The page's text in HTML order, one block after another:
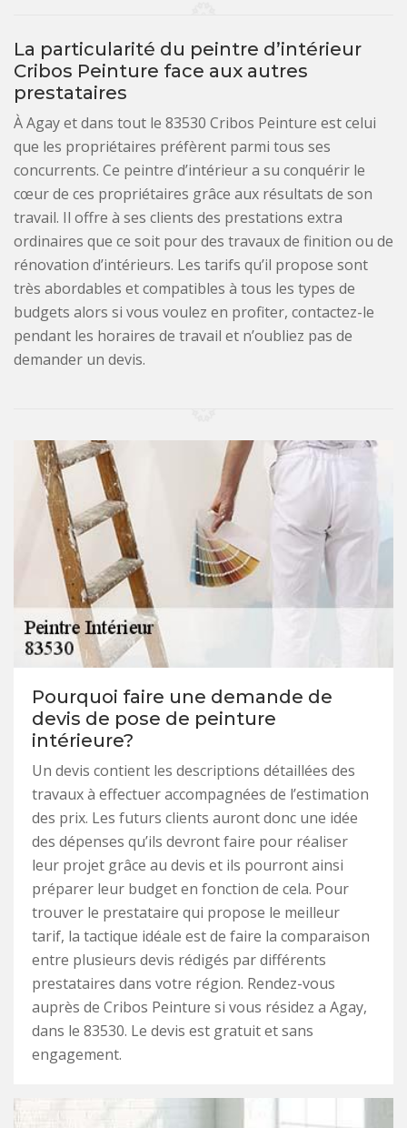
La particularité du peintre d’intérieur
Cribos Peinture face aux autres
prestataires
À Agay et dans tout le 83530 Cribos Peinture est celui
que les propriétaires préfèrent parmi tous ses
concurrents. Ce peintre d’intérieur a su conquérir le
cœur de ces propriétaires grâce aux résultats de son
travail. Il offre à ses clients des prestations extra
ordinaires que ce soit pour des travaux de finition ou de
rénovation d’intérieurs. Les tarifs qu’il propose sont
très abordables et compatibles à tous les types de
budgets alors si vous voulez en profiter, contactez-le
pendant les horaires de travail et n’oubliez pas de
demander un devis.
Pourquoi faire une demande de
devis de pose de peinture
intérieure?
Un devis contient les descriptions détaillées des
travaux à effectuer accompagnées de l’estimation
des prix. Les futurs clients auront donc une idée
des dépenses qu’ils devront faire pour réaliser
leur projet grâce au devis et ils pourront ainsi
préparer leur budget en fonction de cela. Pour
trouver le prestataire qui propose le meilleur
tarif, la tactique idéale est de faire la comparaison
entre plusieurs devis rédigés par différents
prestataires dans votre région. Rendez-vous
auprès de Cribos Peinture si vous résidez a Agay,
dans le 83530. Le devis est gratuit et sans
engagement.